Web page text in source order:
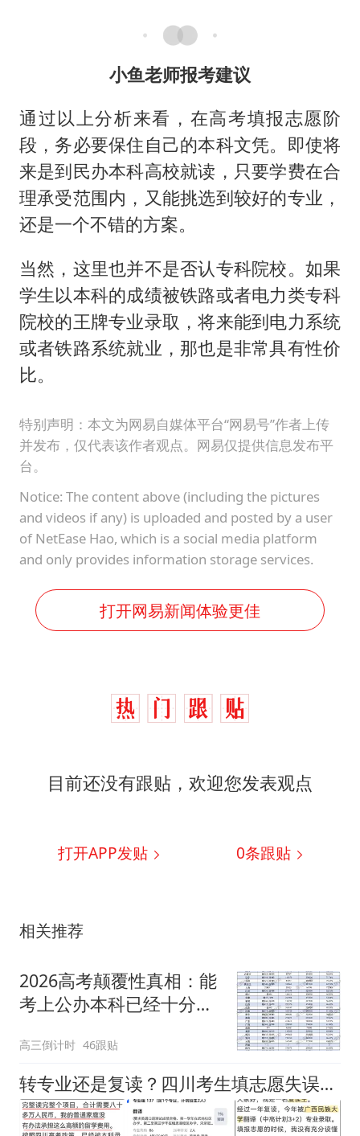
小鱼老师报考建议
通过以上分析来看，在高考填报志愿阶
段，务必要保住自己的本科文凭。即使将
来是到民办本科高校就读，只要学费在合
理承受范围内，又能挑选到较好的专业，
还是一个不错的方案。
当然，这里也并不是否认专科院校。如果
学生以本科的成绩被铁路或者电力类专科
院校的王牌专业录取，将来能到电力系统
或者铁路系统就业，那也是非常具有性价
比。
特别声明：本文为网易自媒体平台“网易号”作者上传
并发布，仅代表该作者观点。网易仅提供信息发布平
台。
Notice: The content above (including the pictures
and videos if any) is uploaded and posted by a user
of NetEase Hao, which is a social media platform
and only provides information storage services.
打开网易新闻体验更佳
目前还没有跟贴，欢迎您发表观点
打开APP发贴 0条跟贴
相关推荐
2026高考颠覆性真相：能
考上公办本科已经十分不
高三倒计时 46跟贴
转专业还是复读？四川考生填志愿失误，被广西民大中外合作录取，5年80万费用无力承担！